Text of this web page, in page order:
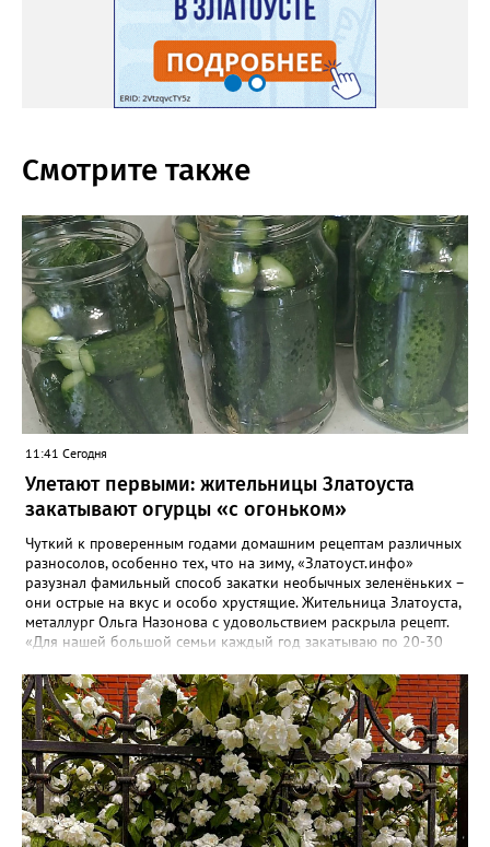
Смотрите также
11:41 Сегодня
Улетают первыми: жительницы Златоуста
закатывают огурцы «с огоньком»
Чуткий к проверенным годами домашним рецептам различных
разносолов, особенно тех, что на зиму, «Златоуст.инфо»
разузнал фамильный способ закатки необычных зеленёньких –
они острые на вкус и особо хрустящие. Жительница Златоуста,
металлург Ольга Назонова с удовольствием раскрыла рецепт.
«Для нашей большой семьи каждый год закатываю по 20-30
улетают со стола первыми, а гости неизменно просят рецепт, -
отметила Ольга. – Несмотря на это неласковое лето, парники
уже полны огурцов. Запаситесь любым недорогим острым
кетчупом и попробуйте наш семейный рецепт. Дети называют
его «Бомбяо». Первое, советует Ольга, - замачиваем огурцы в
воде на 2-3 часа. Тщательно моем и обрезаем «попки». На дно
литровой банки кладём листья хрена, укроп, чеснок, лавровый
лист, перец горошком. Для маринада понадобится 1,25 литра
воды, 2 столовых ложки соли, стакан сахара, 0,5 стакана уксуса